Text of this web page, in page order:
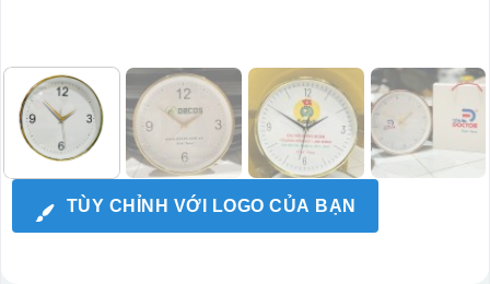
TÙY CHỈNH VỚI LOGO CỦA BẠN